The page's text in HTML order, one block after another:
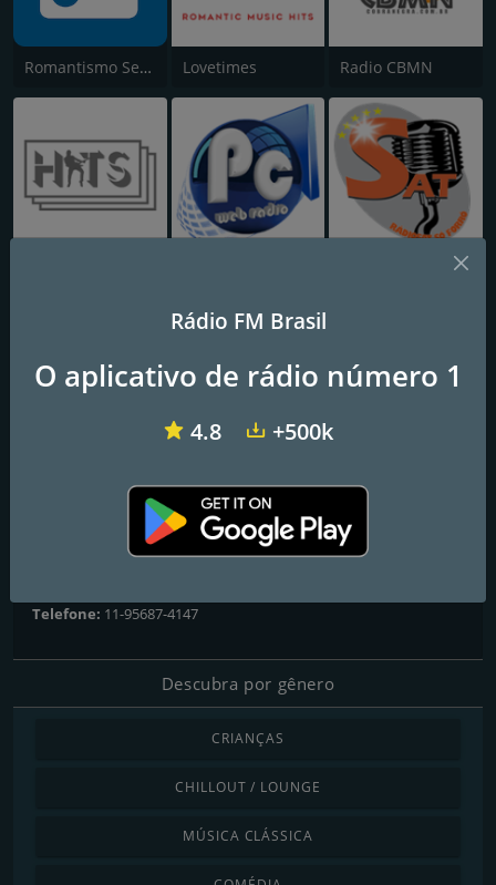
Romantismo Sertanejo Lovetimes Radio CBMN
Rádiosat só forró
RÁDIO NOSTALGIC MUSIC
Frequências FM
http://www.nostalgicmusic.com.br
Telefone: 11-95687-4147
Descubra por gênero
CRIANÇAS
CHILLOUT / LOUNGE
MÚSICA CLÁSSICA
Rádio FM Brasil
O aplicativo de rádio número 1
4.8 +500k